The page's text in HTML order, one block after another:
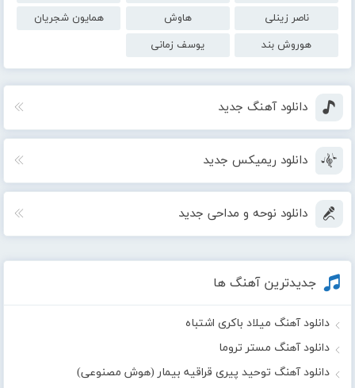
ناصر زینلی
هاوش
همایون شجریان
هوروش بند
یوسف زمانی
دانلود آهنگ جدید
دانلود ریمیکس جدید
دانلود نوحه و مداحی جدید
جدیدترین آهنگ ها
دانلود آهنگ میلاد باکری اشتباه
دانلود آهنگ مستر تروما
دانلود آهنگ توحید پیری قراقیه بیمار (هوش مصنوعی)